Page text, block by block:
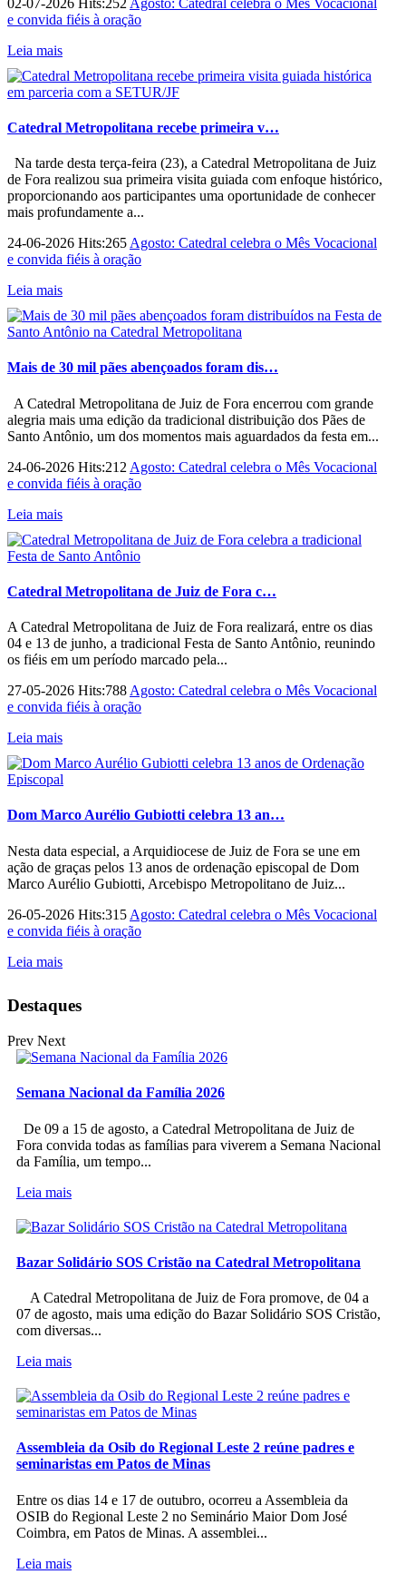
e convida fiéis à oração
Leia mais
Catedral Metropolitana recebe primeira v…
Na tarde desta terça-feira (23), a Catedral Metropolitana de Juiz
de Fora realizou sua primeira visita guiada com enfoque histórico,
proporcionando aos participantes uma oportunidade de conhecer
mais profundamente a...
24-06-2026 Hits:265 Agosto: Catedral celebra o Mês Vocacional
e convida fiéis à oração
Leia mais
Mais de 30 mil pães abençoados foram dis…
A Catedral Metropolitana de Juiz de Fora encerrou com grande
alegria mais uma edição da tradicional distribuição dos Pães de
Santo Antônio, um dos momentos mais aguardados da festa em...
24-06-2026 Hits:212 Agosto: Catedral celebra o Mês Vocacional
e convida fiéis à oração
Leia mais
Catedral Metropolitana de Juiz de Fora c…
A Catedral Metropolitana de Juiz de Fora realizará, entre os dias
04 e 13 de junho, a tradicional Festa de Santo Antônio, reunindo
os fiéis em um período marcado pela...
27-05-2026 Hits:788 Agosto: Catedral celebra o Mês Vocacional
e convida fiéis à oração
Leia mais
Dom Marco Aurélio Gubiotti celebra 13 an…
Nesta data especial, a Arquidiocese de Juiz de Fora se une em
ação de graças pelos 13 anos de ordenação episcopal de Dom
Marco Aurélio Gubiotti, Arcebispo Metropolitano de Juiz...
26-05-2026 Hits:315 Agosto: Catedral celebra o Mês Vocacional
e convida fiéis à oração
Leia mais
Destaques
Prev Next
Semana Nacional da Família 2026
De 09 a 15 de agosto, a Catedral Metropolitana de Juiz de
Fora convida todas as famílias para viverem a Semana Nacional
da Família, um tempo...
Leia mais
Bazar Solidário SOS Cristão na Catedral Metropolitana
A Catedral Metropolitana de Juiz de Fora promove, de 04 a
07 de agosto, mais uma edição do Bazar Solidário SOS Cristão,
com diversas...
Leia mais
Assembleia da Osib do Regional Leste 2 reúne padres e
seminaristas em Patos de Minas
Entre os dias 14 e 17 de outubro, ocorreu a Assembleia da
OSIB do Regional Leste 2 no Seminário Maior Dom José
Coimbra, em Patos de Minas. A assemblei...
Leia mais